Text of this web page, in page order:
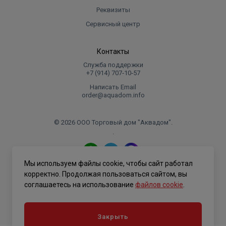
Реквизиты
Сервисный центр
Контакты
Служба поддержки
+7 (914) 707‑10‑57
Написать Email
order@aquadom.info
© 2026 ООО Торговый дом "Аквадом".
.
Политика конфиденциальности
Мы используем файлы cookie, чтобы сайт работал
корректно. Продолжая пользоваться сайтом, вы
соглашаетесь на использование файлов cookie
Закрыть